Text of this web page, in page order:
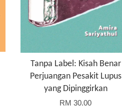
Tanpa Label: Kisah Benar
Perjuangan Pesakit Lupus
yang Dipinggirkan
RM 30.00